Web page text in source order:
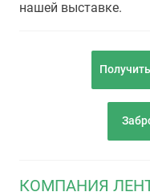
нашей выставке.
КОМПАНИЯ